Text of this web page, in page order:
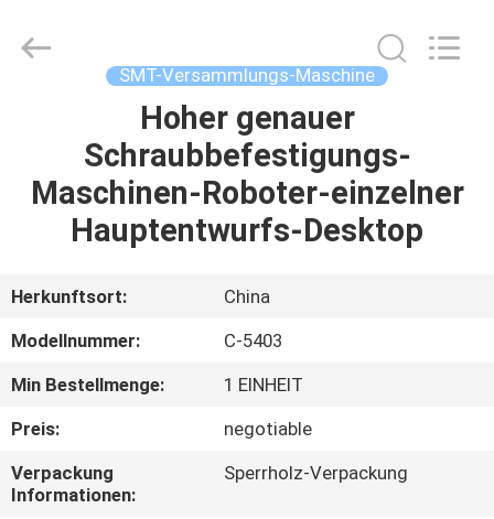
PRODUKTE
UNS
AUSFLUG
QUALITÄTSKONTROLLE
Limited.
SMT-Versammlungs-Maschine
Hoher genauer
Schraubbefestigungs-
Maschinen-Roboter-einzelner
Hauptentwurfs-Desktop
Herkunftsort:
China
Modellnummer:
C-5403
Min Bestellmenge:
1 EINHEIT
Preis:
negotiable
Verpackung
Informationen:
Sperrholz-Verpackung